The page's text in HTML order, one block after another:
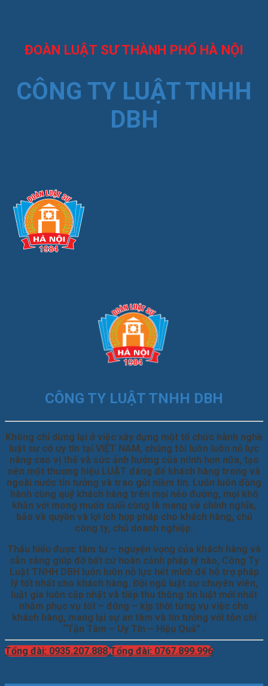
ĐOÀN LUẬT SƯ THÀNH PHỐ HÀ NỘI
CÔNG TY LUẬT TNHH
DBH
CÔNG TY LUẬT TNHH DBH
Không chỉ dừng lại ở việc xây dựng một tổ chức hành nghề
luật sư có uy tín tại VIỆT NAM, chúng tôi luôn luôn nỗ lực
nâng cao vị thế và sức ảnh hưởng của mình hơn nữa, tạo
nên một thương hiệu LUẬT đáng để khách hàng trong và
ngoài nước tin tưởng và trao gửi niềm tin. Luôn luôn đồng
hành cùng quý khách hàng trên mọi nẻo đường, mọi khó
khăn với mong muốn cuối cùng là mang về chính nghĩa,
bảo về quyền và lợi ích hợp pháp cho khách hàng, chủ
công ty, chủ doanh nghiệp.
Thấu hiểu được tâm tư – nguyện vọng của khách hàng và
sẵn sàng giúp đỡ bất cứ hoàn cảnh pháp lý nào, Công Ty
Luật TNHH DBH luôn luôn nỗ lực hết mình để hỗ trợ pháp
lý tốt nhất cho khách hàng. Đội ngũ luật sư chuyên viên,
luật gia luôn cập nhật và tiếp thu thông tin luật mới nhất
nhằm phục vụ tốt – đúng – kịp thời từng vụ việc cho
khách hàng, mang lại sự an tâm và tin tưởng với tôn chỉ
“Tận Tâm – Uy Tín – Hiệu Quả” .
Tổng đài: 0935.207.888 Tổng đài: 0767.899.996